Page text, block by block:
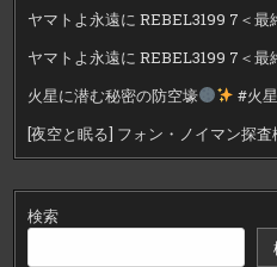
ヤマトよ永遠に REBEL3199 7＜最
ヤマトよ永遠に REBEL3199 7＜最
火星に潜む秘密の防空壕
#火
[夜空と眠る] フォン・ノイマン探
検索